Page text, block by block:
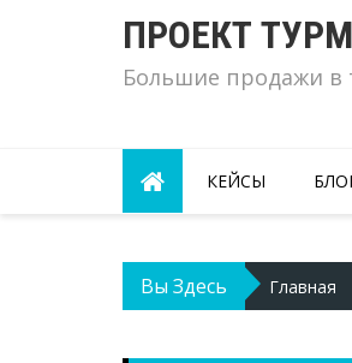
ПРОЕКТ
Большие продажи в
КЕЙСЫ
Вы Здесь Главная